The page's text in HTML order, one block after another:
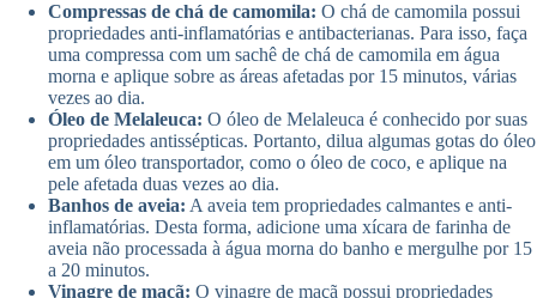
Compressas de chá de camomila: O chá de camomila possui
propriedades anti-inflamatórias e antibacterianas. Para isso, faça
uma compressa com um sachê de chá de camomila em água
morna e aplique sobre as áreas afetadas por 15 minutos, várias
vezes ao dia.
Óleo de Melaleuca: O óleo de Melaleuca é conhecido por suas
propriedades antissépticas. Portanto, dilua algumas gotas do óleo
em um óleo transportador, como o óleo de coco, e aplique na
pele afetada duas vezes ao dia.
Banhos de aveia: A aveia tem propriedades calmantes e anti-
inflamatórias. Desta forma, adicione uma xícara de farinha de
aveia não processada à água morna do banho e mergulhe por 15
a 20 minutos.
Vinagre de maçã: O vinagre de maçã possui propriedades